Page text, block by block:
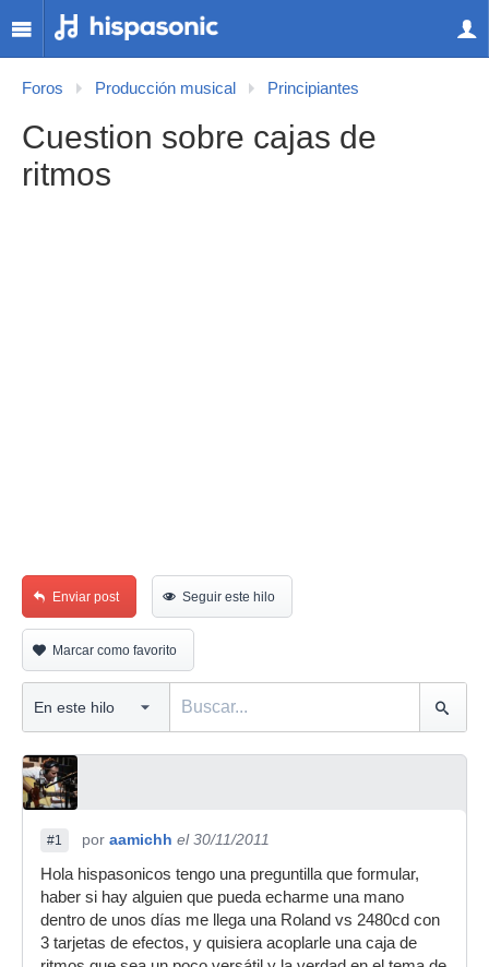
Foros Producción musical Principiantes
Cuestion sobre cajas de
ritmos
Enviar post Seguir este hilo
Marcar como favorito
#1 por aamichh el 30/11/2011
Hola hispasonicos tengo una preguntilla que formular,
haber si hay alguien que pueda echarme una mano
dentro de unos días me llega una Roland vs 2480cd con
3 tarjetas de efectos, y quisiera acoplarle una caja de